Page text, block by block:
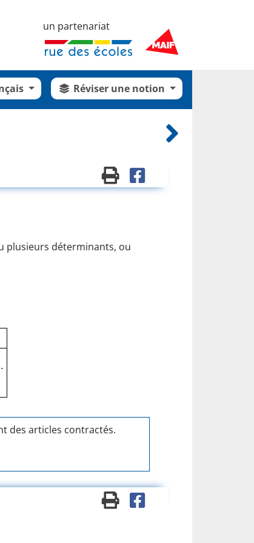
un partenariat
Réviser une notion
plusieurs déterminants, ou
des articles contractés.